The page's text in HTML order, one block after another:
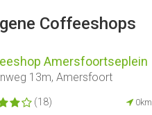
Coffeeshops
Amersfoortseplein
13m, Amersfoort
(18) 0km